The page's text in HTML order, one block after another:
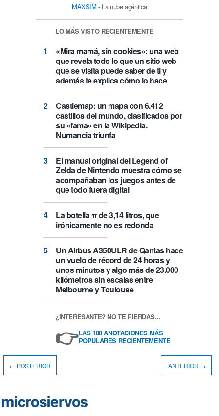
MAXSIM - La nube agéntica
LO MÁS VISTO RECIENTEMENTE
«Mira mamá, sin cookies»: una web
que revela todo lo que un sitio web
que se visita puede saber de ti y
además te explica cómo lo hace
Castlemap: un mapa con 6.412
castillos del mundo, clasificados por
su «fama» en la Wikipedia.
Numancia triunfa
El manual original del Legend of
Zelda de Nintendo muestra cómo se
acompañaban los juegos antes de
que todo fuera digital
La botella π de 3,14 litros, que
irónicamente no es redonda
Un Airbus A350ULR de Qantas hace
un vuelo de récord de 24 horas y
unos minutos y algo más de 23.000
kilómetros sin escalas entre
Melbourne y Toulouse
¿INTERESANTE? NO TE PIERDAS…
👉LAS 100 ANOTACIONES MÁS
POPULARES RECIENTEMENTE
← POSTERIOR ANTERIOR →